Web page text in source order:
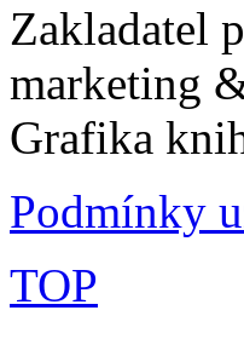
Zakladatel
marketing
Grafika
Podmínky
TOP